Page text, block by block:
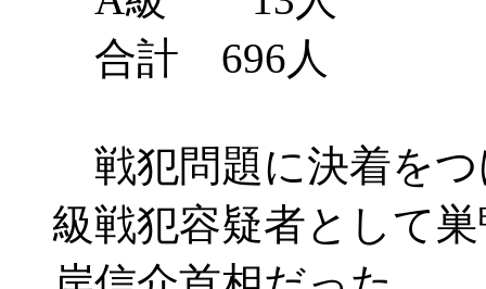
合計 696人
戦犯問題に決着を
級戦犯容疑者として